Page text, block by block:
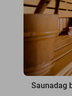
Saunadag